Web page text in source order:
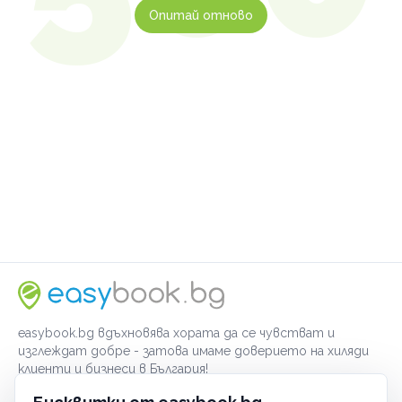
Опитай отново
easybook.bg вдъхновява хората да се чувстват и
изглеждат добре - затова имаме доверието на хиляди
клиенти и бизнеси в България!